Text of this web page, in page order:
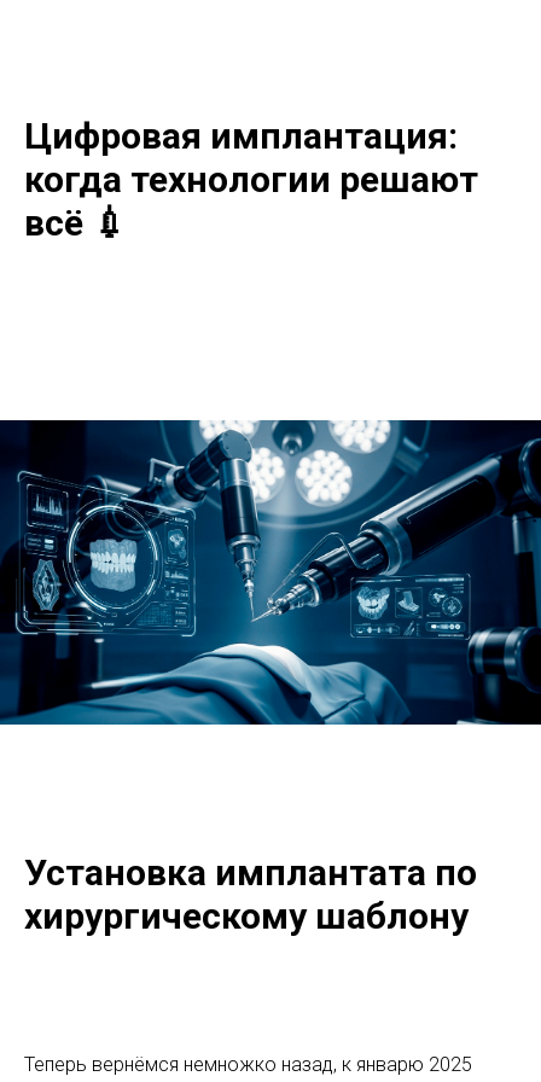
Цифровая имплантация:
когда технологии решают
всё 💉
Установка имплантата по
хирургическому шаблону
Теперь вернёмся немножко назад, к январю 2025